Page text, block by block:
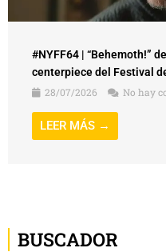
#NYFF64 | “Behemoth!”
centerpiece del Festival
28/07/2026
No hay
LEER MÁS →
BUSCADOR